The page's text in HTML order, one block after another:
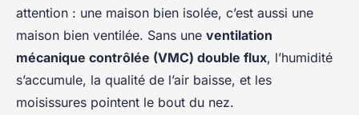
attention : une maison bien isolée, c’est aussi une
maison bien ventilée. Sans une ventilation
mécanique contrôlée (VMC) double flux, l’humidité
s’accumule, la qualité de l’air baisse, et les
moisissures pointent le bout du nez.